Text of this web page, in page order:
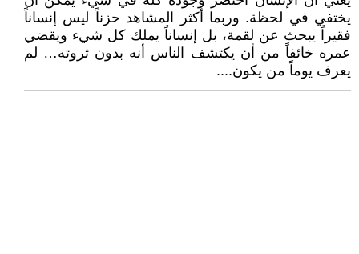
يختفي في لحظة. وربما أكثر المشاهد حزناً ليس إنساناً
فقيراً يبحث عن لقمة، بل إنساناً يملك كل شيء ويقضي
عمره خائفاً من أن يكتشف الناس أنه بدون ثروته… لم
يعرف يوماً من يكون....